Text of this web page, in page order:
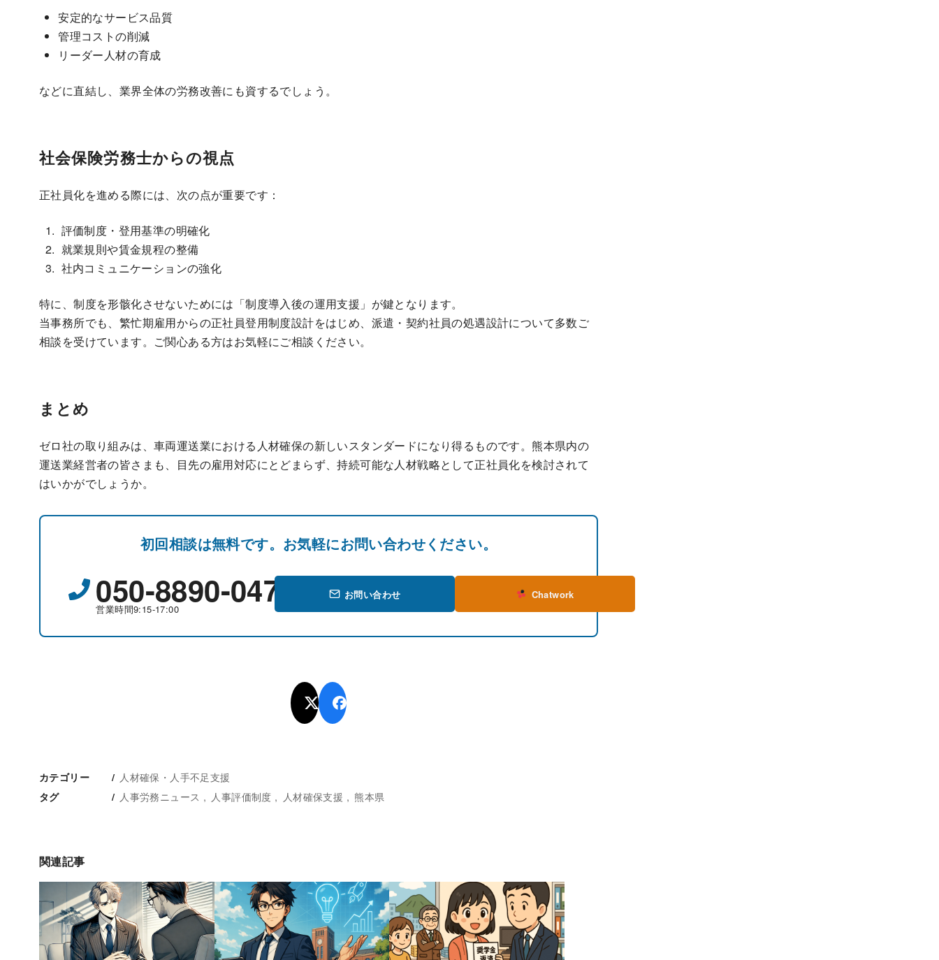
安定的なサービス品質
管理コストの削減
リーダー人材の育成
などに直結し、業界全体の労務改善にも資するでしょう。
社会保険労務士からの視点
正社員化を進める際には、次の点が重要です：
評価制度・登用基準の明確化
就業規則や賃金規程の整備
社内コミュニケーションの強化
特に、制度を形骸化させないためには「制度導入後の運用支援」が鍵となります。
当事務所でも、繁忙期雇用からの正社員登用制度設計をはじめ、派遣・契約社員の処遇設計について多数ご
相談を受けています。ご関心ある方はお気軽にご相談ください。
まとめ
ゼロ社の取り組みは、車両運送業における人材確保の新しいスタンダードになり得るものです。熊本県内の
運送業経営者の皆さまも、目先の雇用対応にとどまらず、持続可能な人材戦略として正社員化を検討されて
はいかがでしょうか。
初回相談は無料です。お気軽にお問い合わせください。
050-8890-0477
営業時間9:15-17:00
お問い合わせ Chatwork
カテゴリー 人材確保・人手不足支援
タグ 人事労務ニュース 人事評価制度 人材確保支援 熊本県
関連記事